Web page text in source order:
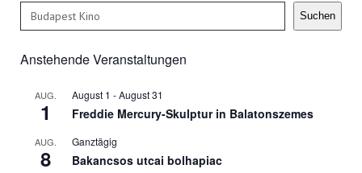
Suchen Suchen
Anstehende Veranstaltungen
AUG.
1
August 1 -August 31
Freddie Mercury-Skulptur in Balatonszemes
AUG.
8
Ganztägig
Bakancsos utcai bolhapiac